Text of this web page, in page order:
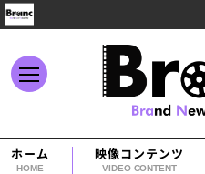
ホーム
HOME
映像コンテンツ
VIDEO CONTENT